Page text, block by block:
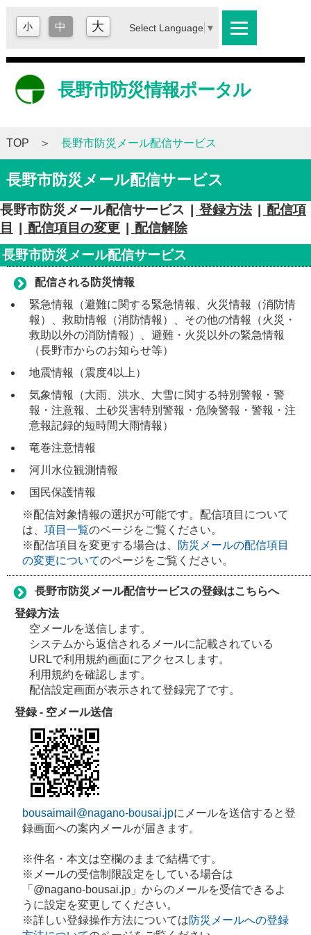
小 中 大 Select Language ▼
長野市防災情報ポータル
TOP 長野市防災メール配信サービス
長野市防災メール配信サービス
長野市防災メール配信サービス 登録方法
配信項
目
配信項目の変更
配信解除
長野市防災メール配信サービス
配信される防災情報
緊急情報（避難に関する緊急情報、火災情報（消防情
報）、救助情報（消防情報）、その他の情報（火災・
救助以外の消防情報）、避難・火災以外の緊急情報
（長野市からのお知らせ等）
地震情報（震度4以上）
気象情報（大雨、洪水、大雪に関する特別警報・警
報・注意報、土砂災害特別警報・危険警報・警報・注
意報記録的短時間大雨情報）
竜巻注意情報
河川水位観測情報
国民保護情報
※配信対象情報の選択が可能です。配信項目について
は、 項目一覧のページをご覧ください。
※配信項目を変更する場合は、
防災メールの配信項目
の変更についてのページをご覧ください。
長野市防災メール配信サービスの登録はこちらへ
登録方法
空メールを送信します。
システムから返信されるメールに記載されている
URLで利用規約画面にアクセスします。
利用規約を確認します。
配信設定画面が表示されて登録完了です。
登録 - 空メール送信
bousaimail@nagano-bousai.jpにメールを送信すると登
録画面への案内メールが届きます。
※件名・本文は空欄のままで結構です。
※メールの受信制限設定をしている場合は
「@nagano-bousai.jp」からのメールを受信できるよ
うに設定を変更してください。
※詳しい登録操作方法については防災メールへの登録